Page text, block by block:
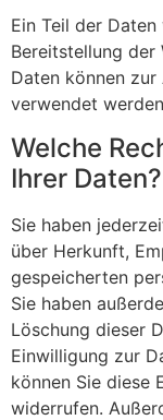
Ein Teil der
Bereitstellung der
Daten können
verwendet
Welche
Ihrer Daten?
Sie haben
über Herkunft,
gespeicherten
Sie haben
Löschung dieser
Einwilligung zur
können Sie diese
widerrufen.